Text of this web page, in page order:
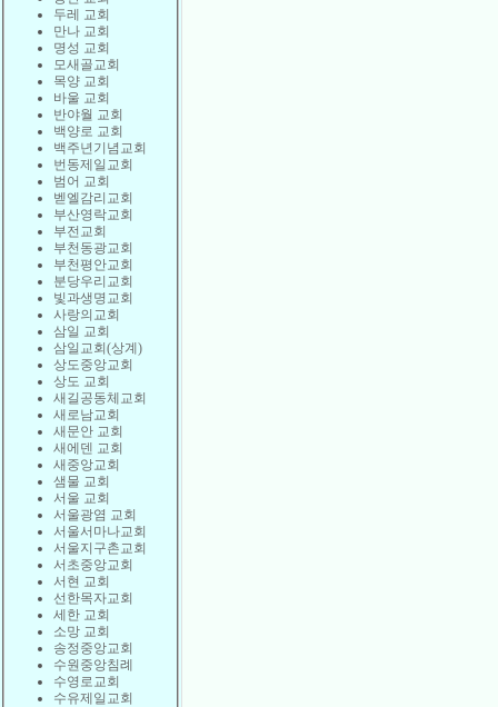
두레 교회
만나 교회
명성 교회
모새골교회
목양 교회
바울 교회
반야월 교회
백양로 교회
백주년기념교회
번동제일교회
범어 교회
벧엘감리교회
부산영락교회
부전교회
부천동광교회
부천평안교회
분당우리교회
빛과생명교회
사랑의교회
삼일 교회
삼일교회(상계)
상도중앙교회
상도 교회
새길공동체교회
새로남교회
새문안 교회
새에덴 교회
새중앙교회
샘물 교회
서울 교회
서울광염 교회
서울서마나교회
서울지구촌교회
서초중앙교회
서현 교회
선한목자교회
세한 교회
소망 교회
송정중앙교회
수원중앙침례
수영로교회
수유제일교회